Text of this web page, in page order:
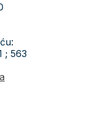
; 563